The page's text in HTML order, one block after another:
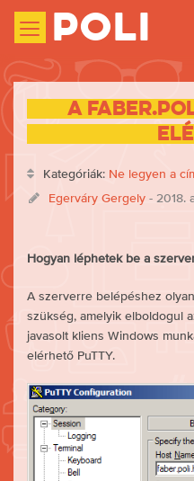
Poli
A
Kategóriák: Ne legyen a
Egerváry Gergely - 2018.
Hogyan léphetek be a
A szerverre belépéshez
szükség, amelyik elboldogul
javasolt kliens Windows
elérhető PuTTY.